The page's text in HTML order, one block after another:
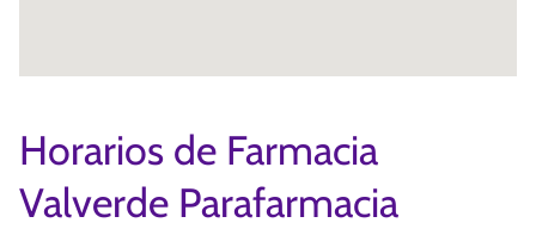
Horarios de Farmacia
Valverde Parafarmacia